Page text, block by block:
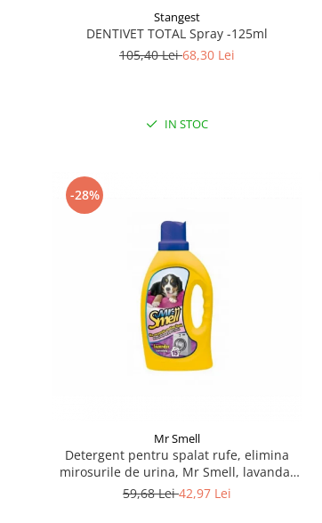
Stangest
DENTIVET TOTAL Spray -125ml
105,40 Lei68,30 Lei
IN STOC
-28%
Mr Smell
Detergent pentru spalat rufe, elimina
mirosurile de urina, Mr Smell, lavanda,
1L
59,68 Lei42,97 Lei